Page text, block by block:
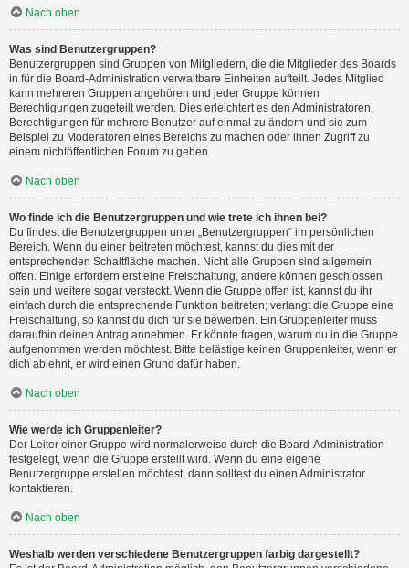
Nach oben
Was sind Benutzergruppen?
Benutzergruppen sind Gruppen von Mitgliedern, die die Mitglieder des Boards
in für die Board-Administration verwaltbare Einheiten aufteilt. Jedes Mitglied
kann mehreren Gruppen angehören und jeder Gruppe können
Berechtigungen zugeteilt werden. Dies erleichtert es den Administratoren,
Berechtigungen für mehrere Benutzer auf einmal zu ändern und sie zum
Beispiel zu Moderatoren eines Bereichs zu machen oder ihnen Zugriff zu
einem nichtöffentlichen Forum zu geben.
Nach oben
Wo finde ich die Benutzergruppen und wie trete ich ihnen bei?
Du findest die Benutzergruppen unter „Benutzergruppen“ im persönlichen
Bereich. Wenn du einer beitreten möchtest, kannst du dies mit der
entsprechenden Schaltfläche machen. Nicht alle Gruppen sind allgemein
offen. Einige erfordern erst eine Freischaltung, andere können geschlossen
sein und weitere sogar versteckt. Wenn die Gruppe offen ist, kannst du ihr
einfach durch die entsprechende Funktion beitreten; verlangt die Gruppe eine
Freischaltung, so kannst du dich für sie bewerben. Ein Gruppenleiter muss
daraufhin deinen Antrag annehmen. Er könnte fragen, warum du in die Gruppe
aufgenommen werden möchtest. Bitte belästige keinen Gruppenleiter, wenn er
dich ablehnt, er wird einen Grund dafür haben.
Nach oben
Wie werde ich Gruppenleiter?
Der Leiter einer Gruppe wird normalerweise durch die Board-Administration
festgelegt, wenn die Gruppe erstellt wird. Wenn du eine eigene
Benutzergruppe erstellen möchtest, dann solltest du einen Administrator
kontaktieren.
Nach oben
Weshalb werden verschiedene Benutzergruppen farbig dargestellt?